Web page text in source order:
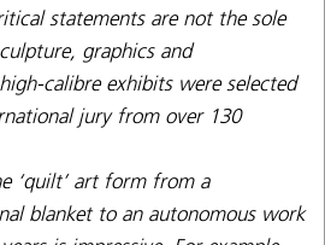
statements are not the sole
graphics and
calibre exhibits were selected
jury from over 130
‘quilt’ art form from a
blanket to an autonomous work